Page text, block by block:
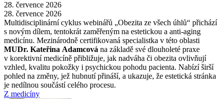
28. července 2026
28. července 2026
Multidisciplinární cyklus webinářů „Obezita ze všech úhlů“ přichází
s novým dílem, tentokrát zaměřeným na estetickou a anti-aging
medicínu. Mezinárodně certifikovaná specialistka v této oblasti
MUDr. Kateřina Adamcová na základě své dlouholeté praxe
v korektivní medicíně přibližuje, jak nadváha či obezita ovlivňují
vzhled, kvalitu pokožky i psychickou pohodu pacienta. Nabízí širší
pohled na změny, jež hubnutí přináší, a ukazuje, že estetická stránka
je nedílnou součástí celého procesu.
Z medicíny